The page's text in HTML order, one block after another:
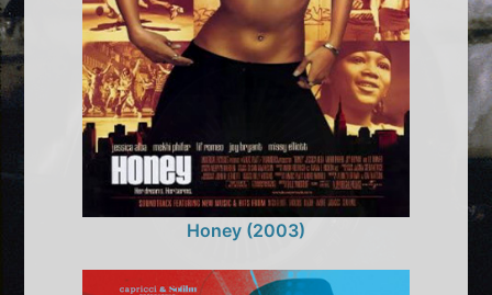
Honey (2003)